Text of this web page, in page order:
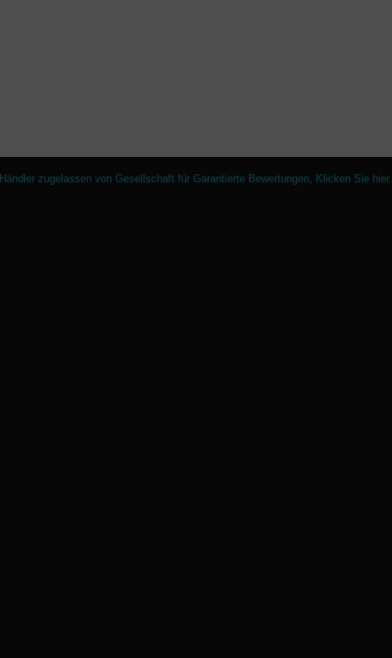
Händler zugelassen von Gesellschaft für Garantierte Bewertungen, Klicken Sie hier.